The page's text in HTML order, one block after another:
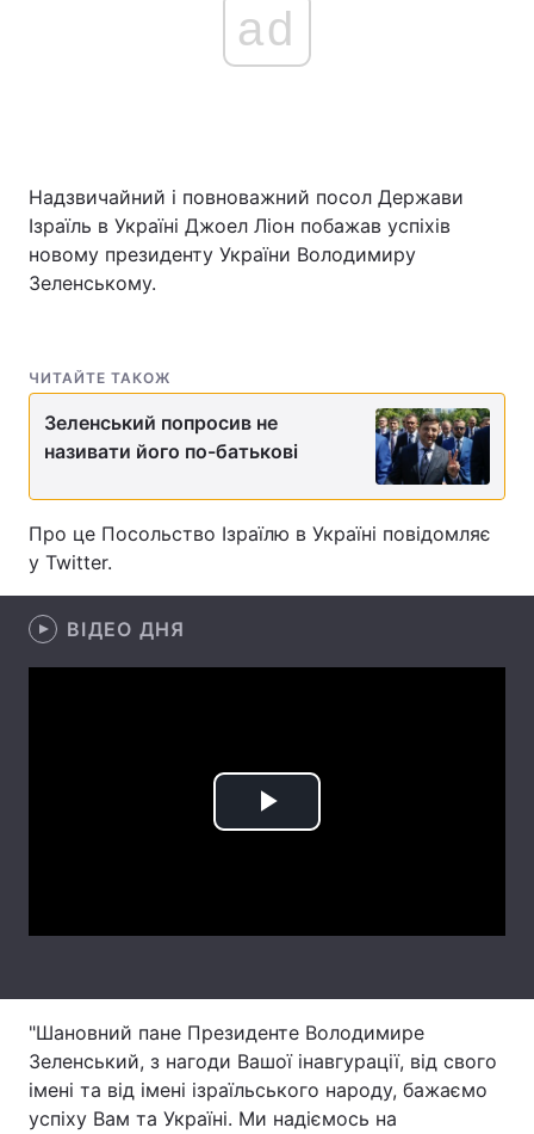
Головна Війна
Спорт
Техно і зв'язок Лайт
Здоров'я
Цікавинки
ad
Надзвичайний і повноважний посол Держави
Ізраїль в Україні Джоел Ліон побажав успіхів
новому президенту України Володимиру
Зеленському.
ЧИТАЙТЕ ТАКОЖ
Зеленський попросив не
називати його по-батькові
Про це Посольство Ізраїлю в Україні повідомляє
у Twitter.
ВІДЕО ДНЯ
Play
"Шановний пане Президенте Володимире
Зеленський, з нагоди Вашої інавгурації, від свого
імені та від імені ізраїльського народу, бажаємо
успіху Вам та Україні. Ми надіємось на